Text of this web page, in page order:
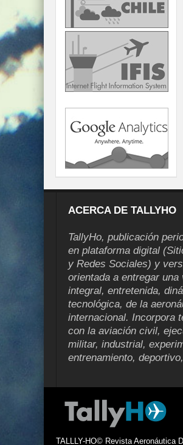
ACERCA DE TALLYHO
TallyHo, publicación
en plataforma digital
y Redes Sociales) y
orientada a entregar una
integral, entretenida,
tecnológica, de la
internacional. Incorpora
con la aviación civil,
militar, industrial,
entrenamiento,
TALLLY-HO© Revista Aeronáutica